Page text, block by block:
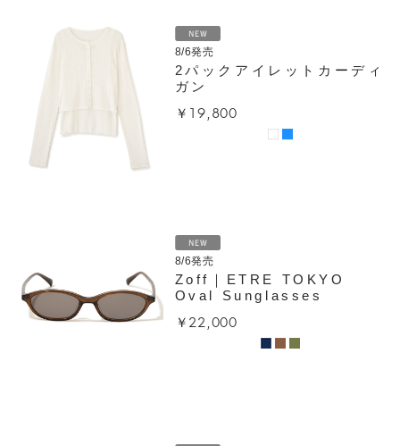
8/6発売
2パックアイレットカーディ
ガン
￥19,800
8/6発売
Zoff｜ETRE TOKYO
Oval Sunglasses
￥22,000